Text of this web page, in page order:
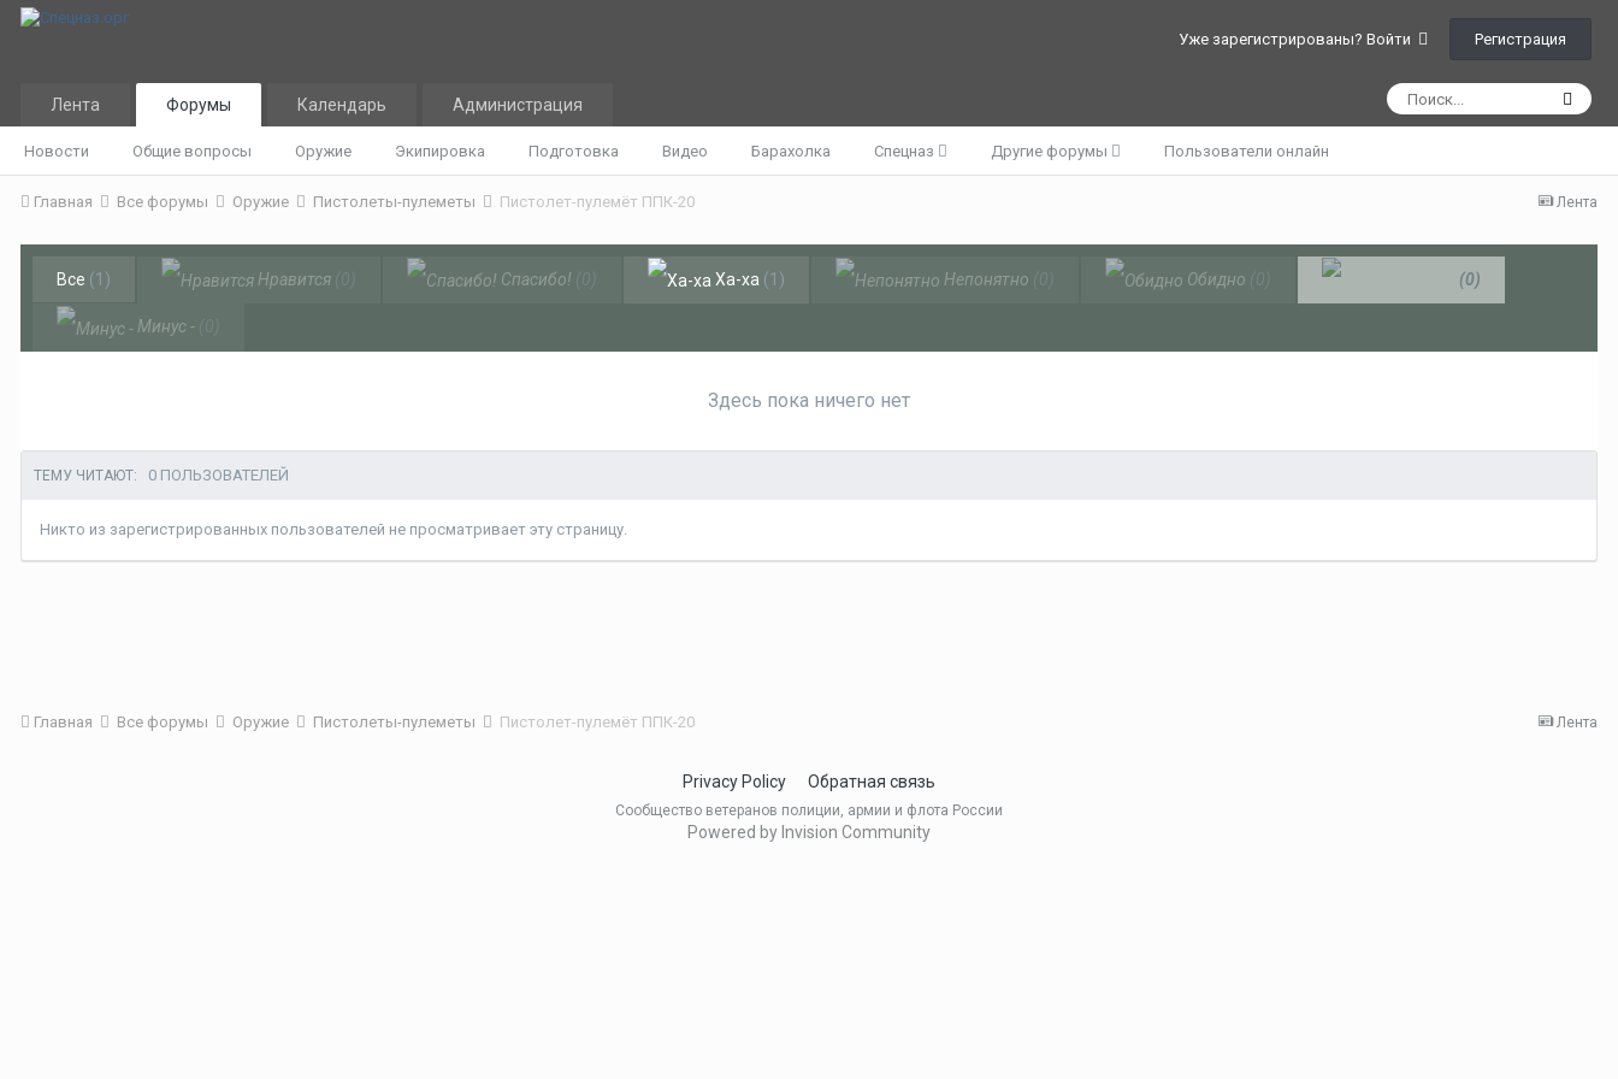
Уже зарегистрированы? Войти Регистрация
Лента Форумы
Новости Общие вопросы Оружие Экипировка Подготовка Видео Барахолка Спецназ Другие форумы Пользователи онлайн
Календарь Администрация
Лента
Главная Все форумы Оружие Пистолеты-пулеметы Пистолет-пулемёт ППК-20
Все (1) Нравится (0) Спасибо! (0) Ха-ха (1) Непонятно (0) Обидно (0) (0)
Минус - (0)
Здесь пока ничего нет
ТЕМУ ЧИТАЮТ: 0 ПОЛЬЗОВАТЕЛЕЙ
Никто из зарегистрированных пользователей не просматривает эту страницу.
Лента
Главная Все форумы Оружие Пистолеты-пулеметы Пистолет-пулемёт ППК-20
Privacy Policy Обратная связь
Сообщество ветеранов полиции, армии и флота России
Powered by Invision Community